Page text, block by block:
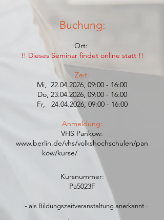
Buchung:
Ort:
!! Dieses Seminar findet online statt !!
Zeit:
Mi, 22.04.2026, 09:00 - 16:00
Do, 23.04.2026, 09:00 - 16:00
Fr, 24.04.2026, 09:00 - 16:00
Anmeldung:
VHS Pankow:
www.berlin.de/vhs/volkshochschulen/pan
kow/kurse/
Kursnummer:
Pa5023F
- als Bildungszeitveranstaltung anerkannt -